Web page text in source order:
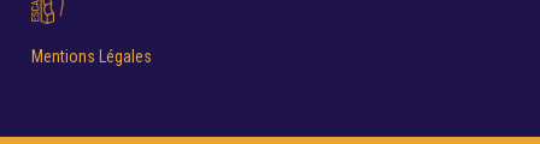
Mentions Légales